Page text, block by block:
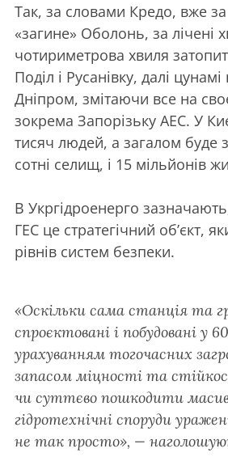
Так, за словами Кредо, вже
«загине» Оболонь, за лічені
чотириметрова хвиля
Поділ і Русанівку, далі
Дніпром, змітаючи все на
зокрема Запорізьку АЕС. У
тисяч людей, а загалом буде
сотні селищ, і 15 мільйонів
В Укргідроенерго
ГЕС це стратегічний об’єкт,
рівнів систем безпеки.
«Оскільки сама станція та
спроєктовані і побудовані у
урахуванням тогочасних
запасом міцності та
чи суттєво пошкодити
гідротехнічні споруди
не так просто», —